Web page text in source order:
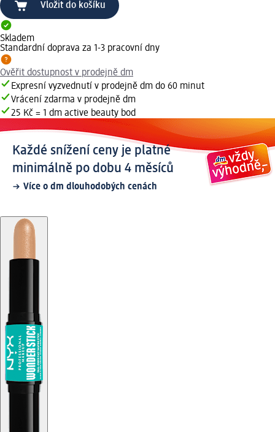
Vložit do košíku
Skladem
Standardní doprava za 1-3 pracovní dny
Ověřit dostupnost v prodejně dm
Expresní vyzvednutí v prodejně dm do 60 minut
Vrácení zdarma v prodejně dm
25 Kč = 1 dm active beauty bod
Každé snížení ceny je platné
minimálně po dobu 4 měsíců
Více o dm dlouhodobých cenách